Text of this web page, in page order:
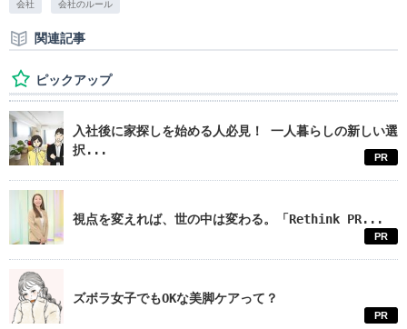
会社 会社のルール
関連記事
ピックアップ
入社後に家探しを始める人必見！ 一人暮らしの新しい選
択...
PR
視点を変えれば、世の中は変わる。「Rethink PR...
PR
ズボラ女子でもOKな美脚ケアって？
PR